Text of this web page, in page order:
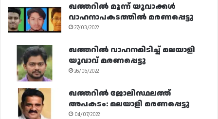
ഖത്തറിൽ മൂന്ന് യുവാക്കൾ
വാഹനാപകടത്തിൽ മരണപ്പെട്ടു
27/03/2022
ഖത്തറിൽ വാഹനമിടിച്ച് മലയാളി
യുവാവ് മരണപ്പെട്ടു
26/06/2022
ഖത്തറിൽ ജോലിസ്ഥലത്ത്
അപകടം: മലയാളി മരണപ്പെട്ടു
04/07/2022